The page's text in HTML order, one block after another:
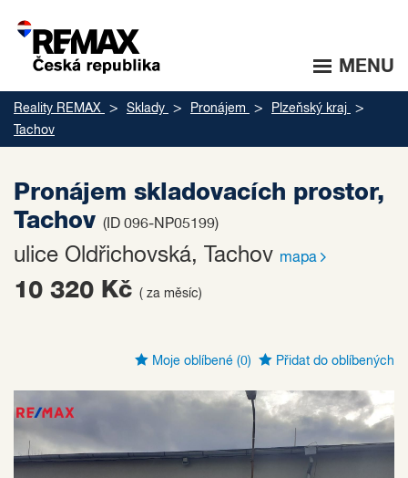
MENU
Reality REMAX Sklady Pronájem
Plzeňský kraj
Tachov
Pronájem skladovacích prostor,
Tachov (ID 096-NP05199)
ulice Oldřichovská, Tachov mapa
10 320 Kč ( za měsíc)
Moje oblíbené (0) Přidat do oblíbených